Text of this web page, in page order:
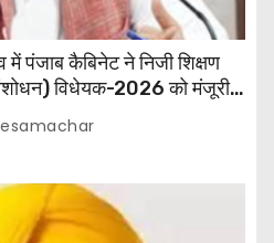
पंजाब कैबिनेट ने निजी शिक्षण
विधेयक-2026 को मंजूरी